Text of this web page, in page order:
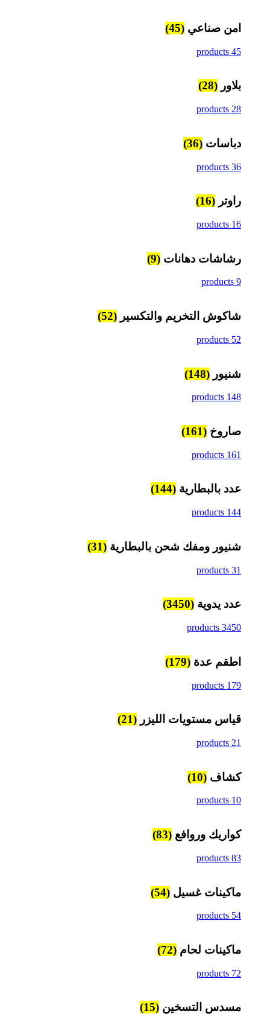
امن صناعي (45)
45 products
بلاور (28)
28 products
دباسات (36)
36 products
راوتر (16)
16 products
رشاشات دهانات (9)
9 products
شاكوش التخريم والتكسير (52)
52 products
شنيور (148)
148 products
صاروخ (161)
161 products
عدد بالبطارية (144)
144 products
شنيور ومفك شحن بالبطارية (31)
31 products
عدد يدوية (3450)
3450 products
اطقم عدة (179)
179 products
قياس مستويات الليزر (21)
21 products
كشاف (10)
10 products
كواريك وروافع (83)
83 products
ماكينات غسيل (54)
54 products
ماكينات لحام (72)
72 products
مسدس التسخين (15)